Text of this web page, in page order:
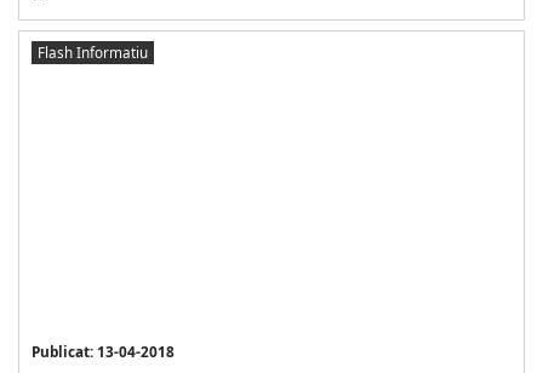
Flash Informatiu
Publicat: 13-04-2018